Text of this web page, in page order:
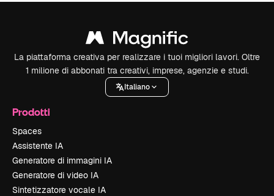
La piattaforma creativa per realizzare i tuoi migliori lavori. Oltre
1 milione di abbonati tra creativi, imprese, agenzie e studi.
Italiano
Prodotti
Spaces
Assistente IA
Generatore di immagini IA
Generatore di video IA
Sintetizzatore vocale IA